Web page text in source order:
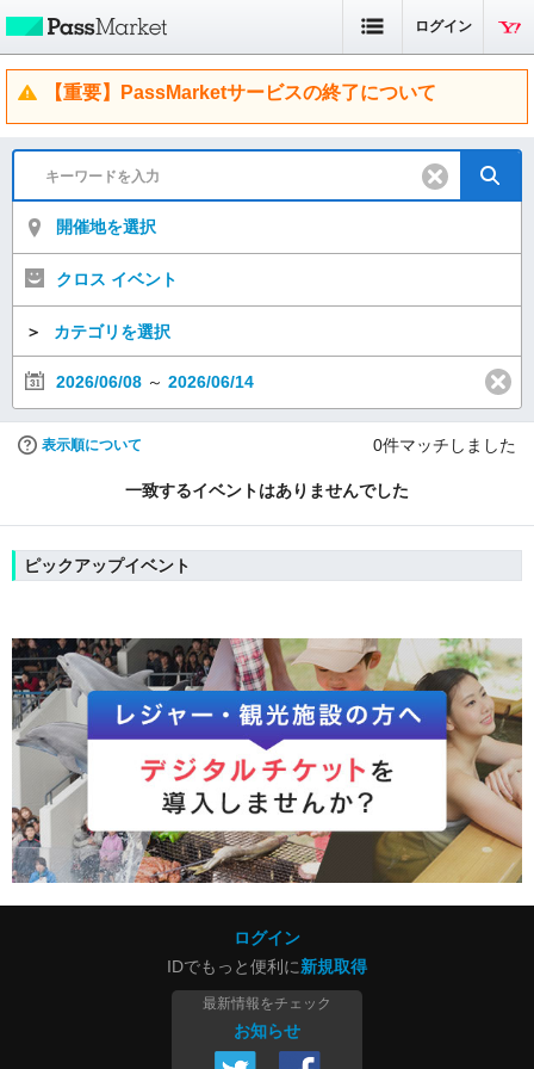
ログイン
【重要】PassMarketサービスの終了について
開催地を選択
クロス イベント
＞ カテゴリを選択
2026/06/08 ～ 2026/06/14
表示順について 0件マッチしました
一致するイベントはありませんでした
ピックアップイベント
ログイン
IDでもっと便利に新規取得
最新情報をチェック
お知らせ